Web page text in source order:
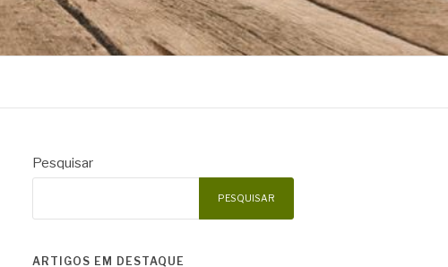
Pesquisar
PESQUISAR
ARTIGOS EM DESTAQUE